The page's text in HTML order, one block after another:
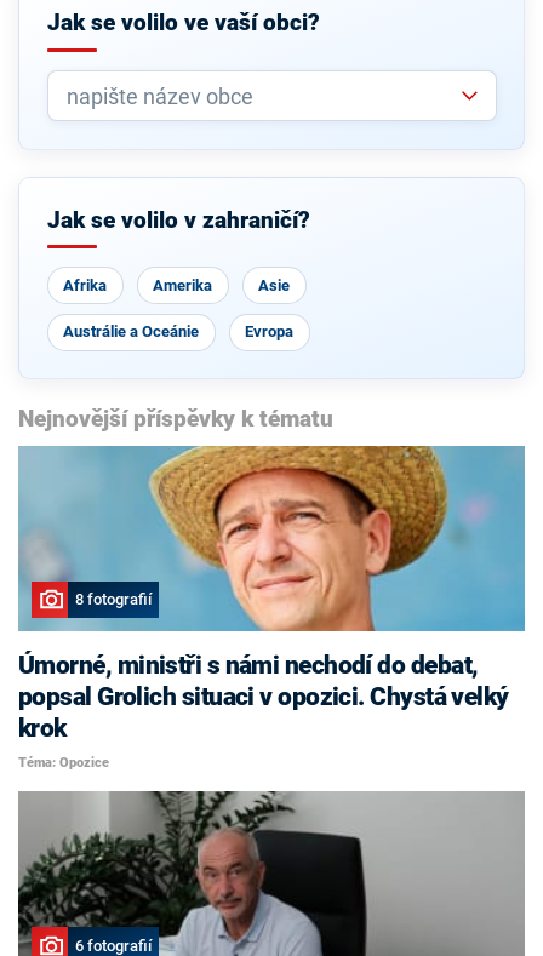
Jak se volilo ve vaší obci?
Jak se volilo v zahraničí?
Afrika Amerika Asie
Austrálie a Oceánie Evropa
Nejnovější příspěvky k tématu
8 fotografií
Úmorné, ministři s námi nechodí do debat,
popsal Grolich situaci v opozici. Chystá velký
krok
Téma: Opozice
6 fotografií